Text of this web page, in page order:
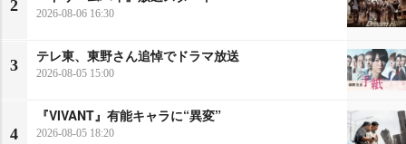
2 2026-08-06 16:30
3
テレ東、東野さん追悼でドラマ放送
2026-08-05 15:00
4
『VIVANT』有能キャラに“異変”
2026-08-05 18:20